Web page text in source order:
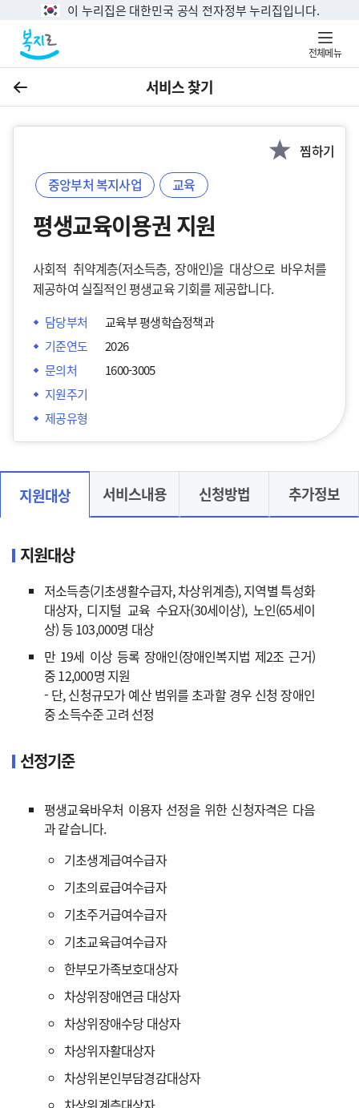
이 누리집은 대한민국 공식 전자정부 누리집입니다.
전체메뉴
이전 서비스 찾기
찜하기
중앙부처 복지사업
교육
평생교육이용권 지원
사회적 취약계층(저소득층, 장애인)을 대상으로 바우처를
제공하여 실질적인 평생교육 기회를 제공합니다.
담당부처
교육부 평생학습정책과
기준연도
2026
문의처
1600-3005
지원주기
제공유형
지원대상 서비스내용 신청방법 추가정보
지원대상
저소득층(기초생활수급자, 차상위계층), 지역별 특성화
대상자, 디지털 교육 수요자(30세이상), 노인(65세이
상) 등 103,000명 대상
만 19세 이상 등록 장애인(장애인복지법 제2조 근거)
중 12,000명 지원
- 단, 신청규모가 예산 범위를 초과할 경우 신청 장애인
중 소득수준 고려 선정
선정기준
평생교육바우처 이용자 선정을 위한 신청자격은 다음
과 같습니다.
기초생계급여수급자
기초의료급여수급자
기초주거급여수급자
기초교육급여수급자
한부모가족보호대상자
차상위장애연금 대상자
차상위장애수당 대상자
차상위자활대상자
차상위본인부담경감대상자